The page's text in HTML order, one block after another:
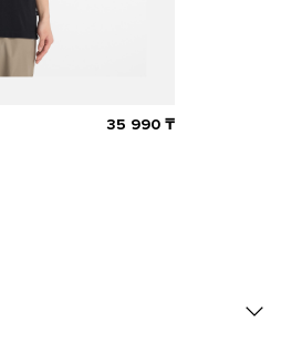
35 990₸